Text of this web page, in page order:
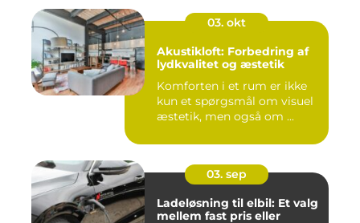
03. okt
Akustikloft: Forbedring af
lydkvalitet og æstetik
Komforten i et rum er ikke
kun et spørgsmål om visuel
æstetik, men også om ...
03. sep
Ladeløsning til elbil: Et valg
mellem fast pris eller